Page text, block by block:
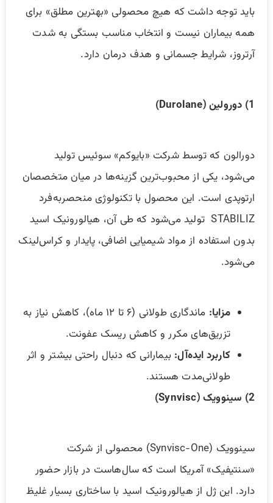
باید توجه داشت که هیچ محصولی «بهترین مطلق» برای
همه بیماران نیست و انتخاب مناسب بستگی به شدت
آرتروز، شرایط جسمانی و هدف درمان دارد.
1) دورولین (Durolane)
دورالون که توسط شرکت «بایوکم» سوئیس تولید
می‌شود، یکی از محبوب‌ترین گزینه‌ها در میان متخصصان
ارتوپدی است. این محصول با تکنولوژی منحصر‌به‌فرد
STABILIZ تولید می‌شود که طی آن، هیالورونیک اسید
بدون استفاده از مواد شیمیایی اضافی، پایدار و کراس‌لینک
می‌شود.
مزایا:
ماندگاری طولانی (۶ تا ۱۲ ماه)، کاهش نیاز به
تزریق‌های مکرر و کاهش ریسک عفونت.
کاربرد ایده‌آل: بیمارانی که دنبال راحتی بیشتر و اثر
طولانی‌مدت هستند.
2) سینوویک (Synvisc)
سینوویک (Synvisc-One) محصولی از شرکت
«سنتیفیک» آمریکا است که سال‌هاست در بازار حضور
دارد. این ژل از هیالورونیک اسید با ساختاری بسیار غلیظ